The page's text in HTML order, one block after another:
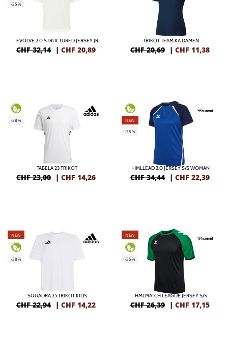
-35%
EVOLVE 2.0 STRUCTURED JERSEY JR
CHF 32,14 | CHF 20,89
TRIKOT TEAM KA DAMEN
CHF 20,69 | CHF 11,38
-38%
TABELA 23 TRIKOT
CHF 23,00 | CHF 14,26
NEW
-35%
HMLLEAD 2.0 JERSEY S/S WOMAN
CHF 34,44 | CHF 22,39
NEW
-38%
SQUADRA 25 TRIKOT KIDS
CHF 22,94 | CHF 14,22
NEW
-35%
HMLMATCH LEAGUE JERSEY S/S
CHF 26,39 | CHF 17,15